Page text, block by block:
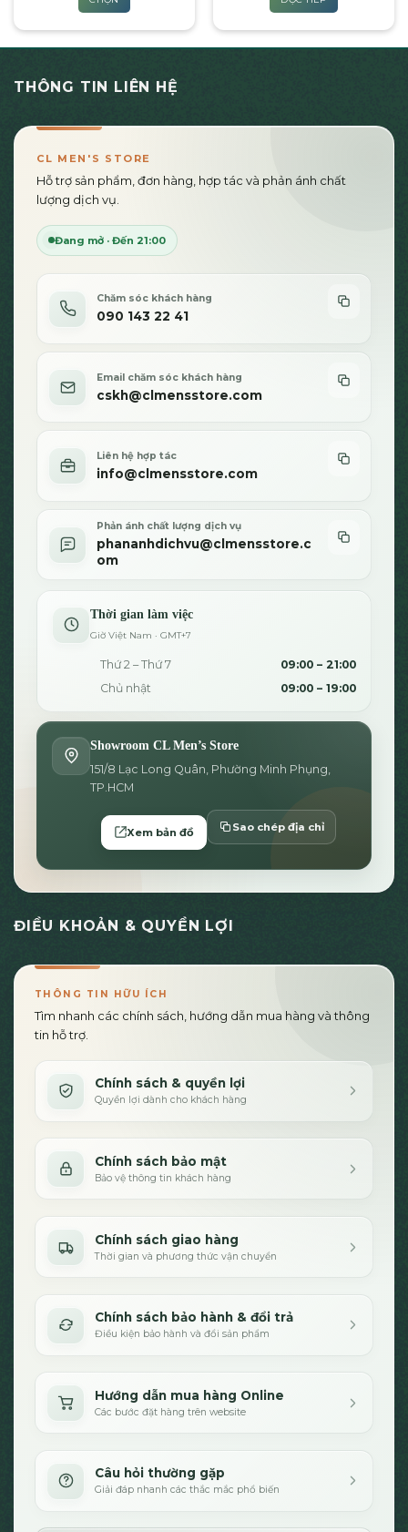
phẩm
520,000₫
có
nhiều
Các
tùy
có
thể
550,000₫.
THÔNG TIN LIÊN HỆ
CL MEN'S STORE
Hỗ trợ sản phẩm, đơn hàng, hợp tác và phản ánh chất
lượng dịch vụ.
Đang mở · Đến 21:00
Chăm sóc khách hàng
090 143 22 41
Email chăm sóc khách hàng
cskh@clmensstore.com
Liên hệ hợp tác
info@clmensstore.com
Phản ánh chất lượng dịch vụ
phananhdichvu@clmensstore.c
om
Thời gian làm việc
Giờ Việt Nam · GMT+7
Thứ 2 – Thứ 7
09:00 – 21:00
Chủ nhật
09:00 – 19:00
Showroom CL Men’s Store
151/8 Lạc Long Quân, Phường Minh Phụng,
TP.HCM
Xem bản đồ Sao chép địa chỉ
ĐIỀU KHOẢN & QUYỀN LỢI
THÔNG TIN HỮU ÍCH
Tìm nhanh các chính sách, hướng dẫn mua hàng và thông
tin hỗ trợ.
Chính sách & quyền lợi
Quyền lợi dành cho khách hàng
Chính sách bảo mật
Bảo vệ thông tin khách hàng
Chính sách giao hàng
Thời gian và phương thức vận chuyển
Chính sách bảo hành & đổi trả
Điều kiện bảo hành và đổi sản phẩm
Hướng dẫn mua hàng Online
Các bước đặt hàng trên website
Câu hỏi thường gặp
Giải đáp nhanh các thắc mắc phổ biến